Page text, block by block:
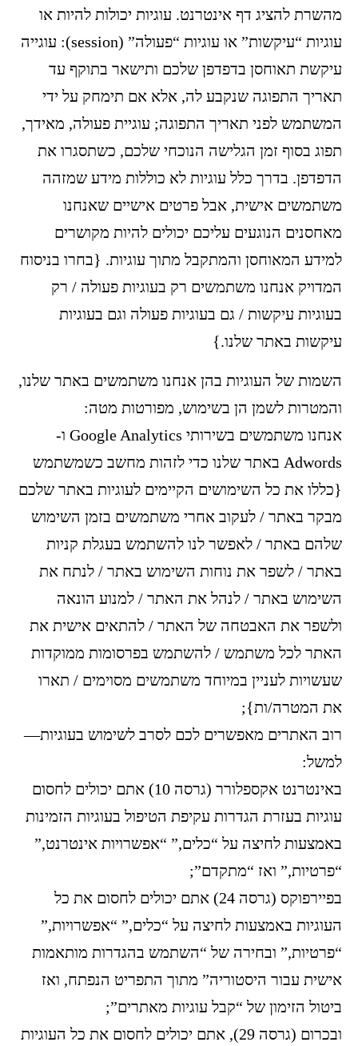
מהשרת להציג דף אינטרנט. עוגיות יכולות להיות או
עוגיות “עיקשות” או עוגיות “פעולה” (session): עוגייה
עיקשת תאוחסן בדפדפן שלכם ותישאר בתוקף עד
תאריך התפוגה שנקבע לה, אלא אם תימחק על ידי
המשתמש לפני תאריך התפוגה; עוגיית פעולה, מאידך,
תפוג בסוף זמן הגלישה הנוכחי שלכם, כשתסגרו את
הדפדפן. בדרך כלל עוגיות לא כוללות מידע שמזהה
משתמשים אישית, אבל פרטים אישיים שאנחנו
מאחסנים הנוגעים עליכם יכולים להיות מקושרים
למידע המאוחסן והמתקבל מתוך עוגיות. {בחרו בניסוח
המדויק אנחנו משתמשים רק בעוגיות פעולה / רק
בעוגיות עיקשות / גם בעוגיות פעולה וגם בעוגיות
עיקשות באתר שלנו.}
השמות של העוגיות בהן אנחנו משתמשים באתר שלנו,
והמטרות לשמן הן בשימוש, מפורטות מטה:
אנחנו משתמשים בשירותי Google Analytics ו-
Adwords באתר שלנו כדי לזהות מחשב כשמשתמש
{כללו את כל השימושים הקיימים לעוגיות באתר שלכם
מבקר באתר / לעקוב אחרי משתמשים בזמן השימוש
שלהם באתר / לאפשר לנו להשתמש בעגלת קניות
באתר / לשפר את נוחות השימוש באתר / לנתח את
השימוש באתר / לנהל את האתר / למנוע הונאה
ולשפר את האבטחה של האתר / להתאים אישית את
האתר לכל משתמש / להשתמש בפרסומות ממוקדות
שעשויות לעניין במיוחד משתמשים מסוימים / תארו
את המטרה/ות};
רוב האתרים מאפשרים לכם לסרב לשימוש בעוגיות—
למשל:
באינטרנט אקספלורר (גרסה 10) אתם יכולים לחסום
עוגיות בעזרת הגדרות עקיפת הטיפול בעוגיות הזמינות
באמצעות לחיצה על “כלים,” “אפשרויות אינטרנט,”
“פרטיות,” ואז “מתקדם”;
בפיירפוקס (גרסה 24) אתם יכולים לחסום את כל
העוגיות באמצעות לחיצה על “כלים,” “אפשרויות,”
“פרטיות,” ובחירה של “השתמש בהגדרות מותאמות
אישית עבור היסטוריה” מתוך התפריט הנפתח, ואז
ביטול הזימון של “קבל עוגיות מאתרים”;
ובכרום (גרסה 29), אתם יכולים לחסום את כל העוגיות